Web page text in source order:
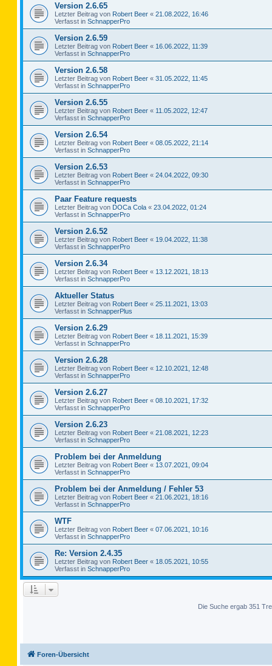
Version 2.6.65
Letzter Beitrag von Robert Beer « 21.08.2022, 16:46
Verfasst in SchnapperPro
Version 2.6.59
Letzter Beitrag von Robert Beer « 16.06.2022, 11:39
Verfasst in SchnapperPro
Version 2.6.58
Letzter Beitrag von Robert Beer « 31.05.2022, 11:45
Verfasst in SchnapperPro
Version 2.6.55
Letzter Beitrag von Robert Beer « 11.05.2022, 12:47
Verfasst in SchnapperPro
Version 2.6.54
Letzter Beitrag von Robert Beer « 08.05.2022, 21:14
Verfasst in SchnapperPro
Version 2.6.53
Letzter Beitrag von Robert Beer « 24.04.2022, 09:30
Verfasst in SchnapperPro
Paar Feature requests
Letzter Beitrag von DOCa Cola « 23.04.2022, 01:24
Verfasst in SchnapperPro
Version 2.6.52
Letzter Beitrag von Robert Beer « 19.04.2022, 11:38
Verfasst in SchnapperPro
Version 2.6.34
Letzter Beitrag von Robert Beer « 13.12.2021, 18:13
Verfasst in SchnapperPro
Aktueller Status
Letzter Beitrag von Robert Beer « 25.11.2021, 13:03
Verfasst in SchnapperPlus
Version 2.6.29
Letzter Beitrag von Robert Beer « 18.11.2021, 15:39
Verfasst in SchnapperPro
Version 2.6.28
Letzter Beitrag von Robert Beer « 12.10.2021, 12:48
Verfasst in SchnapperPro
Version 2.6.27
Letzter Beitrag von Robert Beer « 08.10.2021, 17:32
Verfasst in SchnapperPro
Version 2.6.23
Letzter Beitrag von Robert Beer « 21.08.2021, 12:23
Verfasst in SchnapperPro
Problem bei der Anmeldung
Letzter Beitrag von Robert Beer « 13.07.2021, 09:04
Verfasst in SchnapperPro
Problem bei der Anmeldung / Fehler 53
Letzter Beitrag von Robert Beer « 21.06.2021, 18:16
Verfasst in SchnapperPro
WTF
Letzter Beitrag von Robert Beer « 07.06.2021, 10:16
Verfasst in SchnapperPro
Re: Version 2.4.35
Letzter Beitrag von Robert Beer « 18.05.2021, 10:55
Verfasst in SchnapperPro
Die Suche ergab 351
Foren-Übersicht